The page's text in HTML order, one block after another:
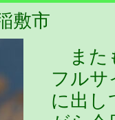
敷市
また
フルサ
に出し